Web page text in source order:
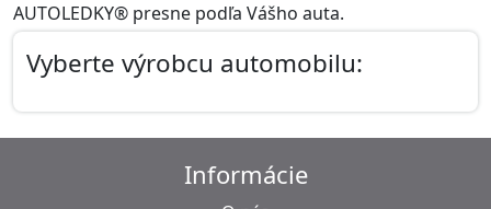
AUTOLEDKY® presne podľa Vášho auta.
Vyberte výrobcu automobilu:
Informácie